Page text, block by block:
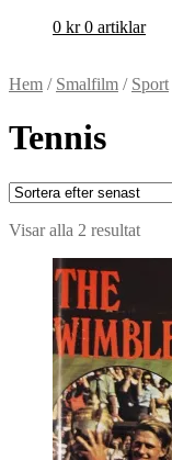
0 kr 0 artiklar
Hem / Smalfilm / Sport
Tennis
Visar alla 2 resultat